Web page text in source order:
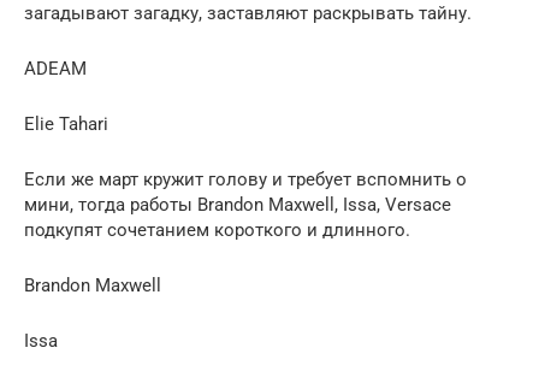
загадывают загадку, заставляют раскрывать тайну.
ADEAM
Elie Tahari
Если же март кружит голову и требует вспомнить о
мини, тогда работы Brandon Maxwell, Issa, Versace
подкупят сочетанием короткого и длинного.
Brandon Maxwell
Issa